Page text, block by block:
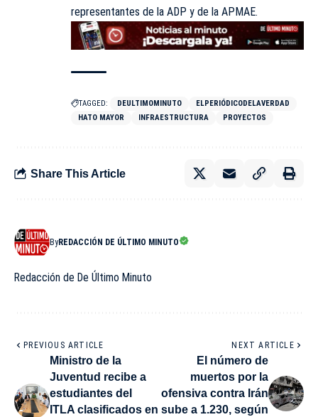
representantes de la ADP y de la APMAE.
TAGGED: DEULTIMOMINUTO
ELPERIÓDICODELAVERDAD
HATO MAYOR
INFRAESTRUCTURA PROYECTOS
Share This Article
ByREDACCIÓN DE ÚLTIMO MINUTO
Redacción de De Último Minuto
PREVIOUS ARTICLE
Ministro de la
Juventud recibe a
estudiantes del
ITLA clasificados en
NEXT ARTICLE
El número de
muertos por la
ofensiva contra Irán
sube a 1.230, según